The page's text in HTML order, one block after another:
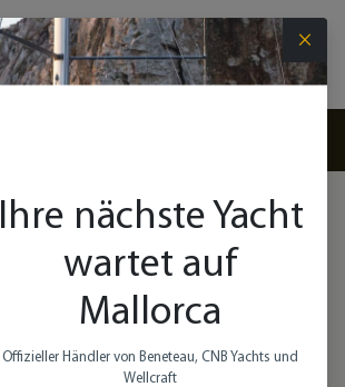
CNB
×
Ihre nächste Yacht
wartet auf
Mallorca
Offizieller Händler von Beneteau, CNB Yachts und
Wellcraft​